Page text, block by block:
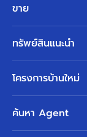
ขาย
ทรัพย์สินแนะนำ
โครงการบ้านใหม่
ค้นหา Agent